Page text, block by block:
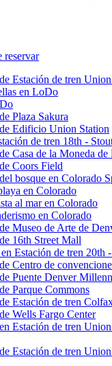
reservar
Estación de tren
en LoDo
Plaza Sakura
Edificio Union Station
de tren 18th -
Casa de la Moneda
Coors Field
bosque en Colorado
en Colorado
al mar en Colorado
en Colorado
Museo de Arte de
16th Street Mall
Estación de tren 20th
Centro de
Puente Denver
Parque Commons
Estación de tren
Wells Fargo Center
Estación de tren
Estación de tren